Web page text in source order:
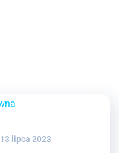
13 lipca 2023